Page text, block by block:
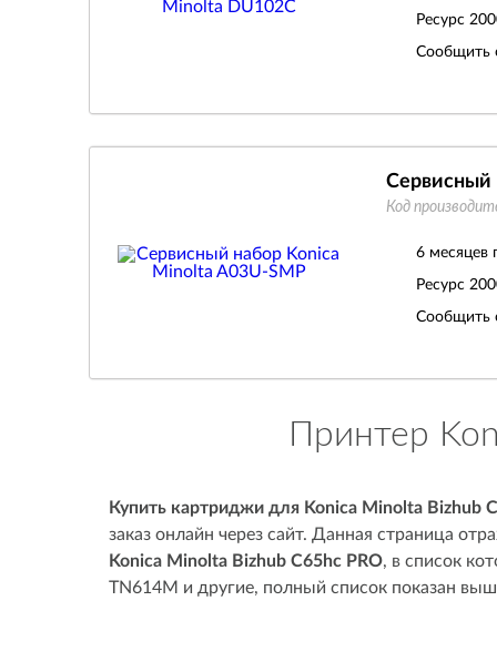
Ресурс
Сообщить
Сервисный
Код
6 месяцев
Ресурс
Сообщить
Принтер
Купить картриджи для Konica Minolta Bizhub
заказ онлайн через сайт. Данная страница
Konica Minolta Bizhub C65hc PRO, в список
TN614M и другие, полный список показан